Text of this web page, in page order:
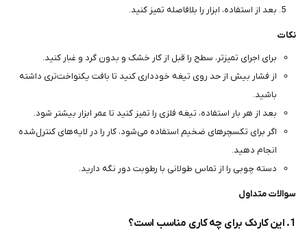
بعد از استفاده، ابزار را بلافاصله تمیز کنید.
نکات
برای اجرای تمیزتر، سطح را قبل از کار خشک و بدون گرد و غبار کنید.
از فشار بیش از حد روی تیغه خودداری کنید تا بافت یکنواخت‌تری داشته
باشید.
بعد از هر بار استفاده، تیغه فلزی را تمیز کنید تا عمر ابزار بیشتر شود.
اگر برای تکسچرهای ضخیم استفاده می‌شود، کار را در لایه‌های کنترل‌شده
انجام دهید.
دسته چوبی را از تماس طولانی با رطوبت دور نگه دارید.
سوالات متداول
1. این کاردک برای چه کاری مناسب است؟